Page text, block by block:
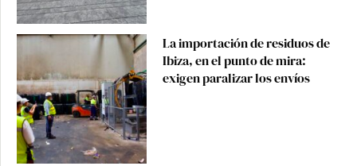
La importación de residuos de
Ibiza, en el punto de mira:
exigen paralizar los envíos